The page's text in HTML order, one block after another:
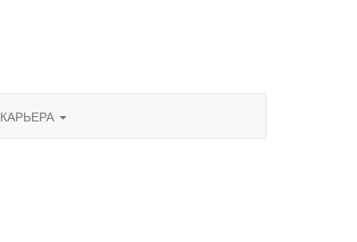
КАРЬЕРА